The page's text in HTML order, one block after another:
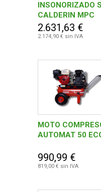
INSONORIZADO
CALDERIN MPC
2.631,63 €
2.174,90 € sin IVA
MOTO
AUTOMAT 50
990,99 €
819,00 € sin IVA